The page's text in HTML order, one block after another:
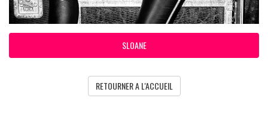
SLOANE
RETOURNER A L'ACCUEIL